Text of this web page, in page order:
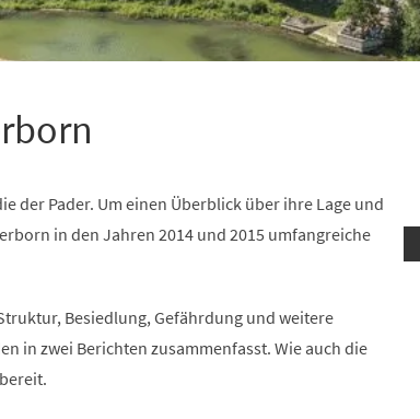
der Pader. Um einen Überblick über ihre Lage und
in den Jahren 2014 und 2015 umfangreiche
Besiedlung, Gefährdung und weitere
in zwei Berichten zusammenfasst. Wie auch die